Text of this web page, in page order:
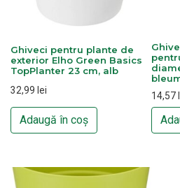
Ghiveci pentru plante de
exterior Elho Green Basics
TopPlanter 23 cm, alb
32,99 lei
Adaugă în coș
14,57